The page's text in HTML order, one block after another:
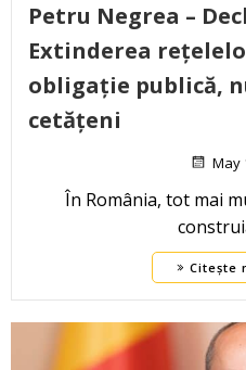
Petru Negrea –
Extinderea
obligație publică,
cetățeni
May
În România, tot mai
Citește